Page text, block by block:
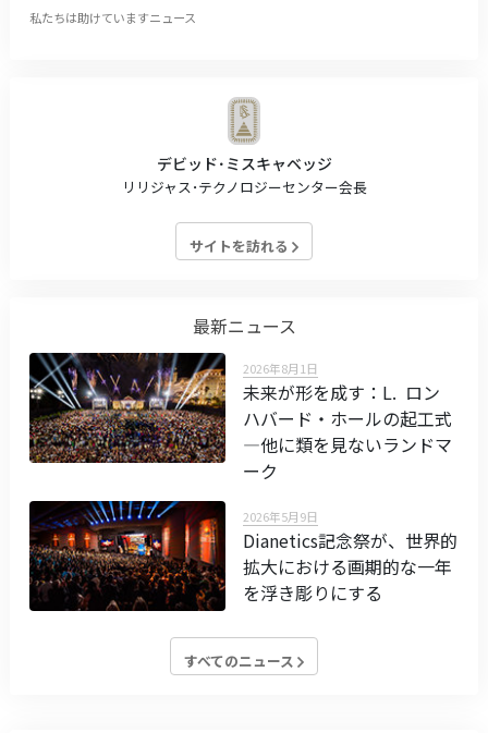
私たちは助けていますニュース
デビッド･ミスキャベッジ
リリジャス･テクノロジーセンター会長
サイトを訪れる
最新ニュース
2026年8月1日
未来が形を成す：L. ロン
ハバード・ホールの起工式
—他に類を見ないランドマ
ーク
2026年5月9日
Dianetics記念祭が、世界的
拡大における画期的な一年
を浮き彫りにする
すべてのニュース